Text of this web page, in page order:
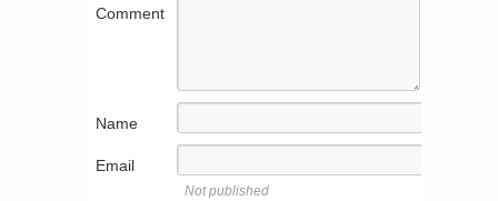
Comment
Name
Email
Not published